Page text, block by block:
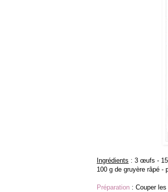
Ingrédients : 3 œufs -
100 g de gruyère râpé -
Préparation : Couper